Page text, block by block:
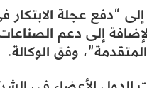
“دفع عجلة الابتكار
إلى دعم
وفق الوكالة.